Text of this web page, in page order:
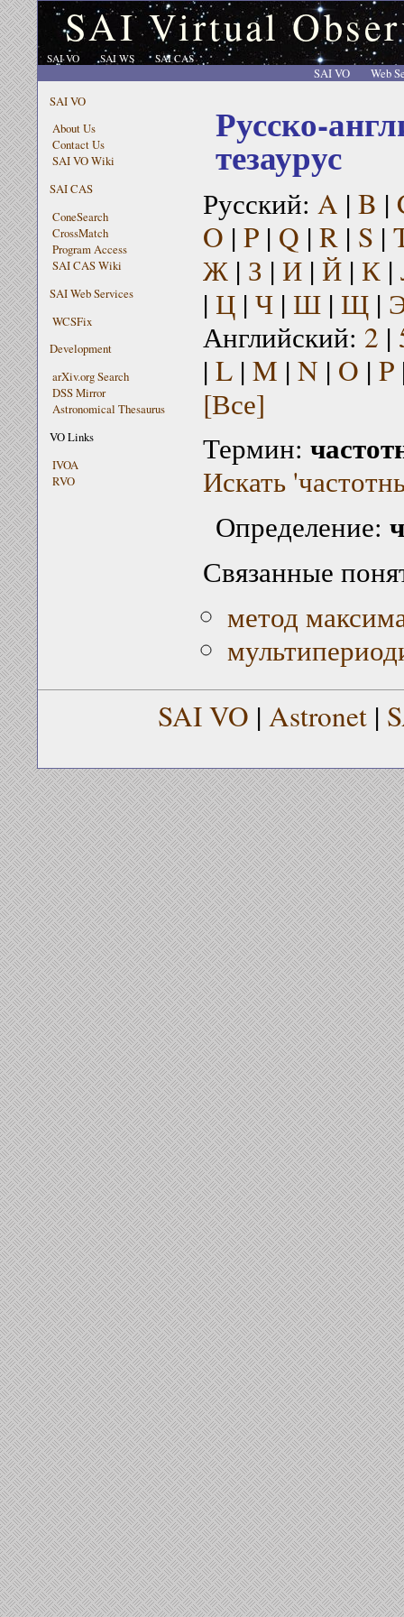
SAI Virtual
SAI VO SAI WS SAI CAS
SAI VO
Web
SAI VO
About Us
Contact Us
SAI VO Wiki
SAI CAS
ConeSearch
CrossMatch
Program Access
SAI CAS Wiki
SAI Web Services
WCSFix
Development
arXiv.org Search
DSS Mirror
Astronomical Thesaurus
VO Links
IVOA
RVO
Русско-
тезаурус
Русский: A | B |
O | P| Q | R| S |
Ж| З | И| Й| К|
| Ц| Ч| Ш| Щ|
Английский: 2 |
| L| M | N | O | P
[Все]
Термин:
Искать
Определение:
Связанные
метод
SAI VO | Astronet |